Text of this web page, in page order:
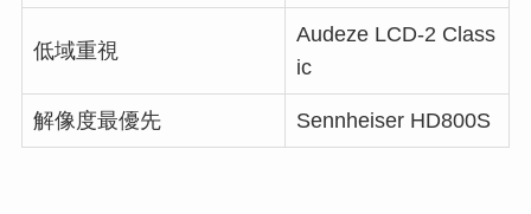
低域重視
Audeze LCD-2 Class
ic
解像度最優先 Sennheiser HD800S